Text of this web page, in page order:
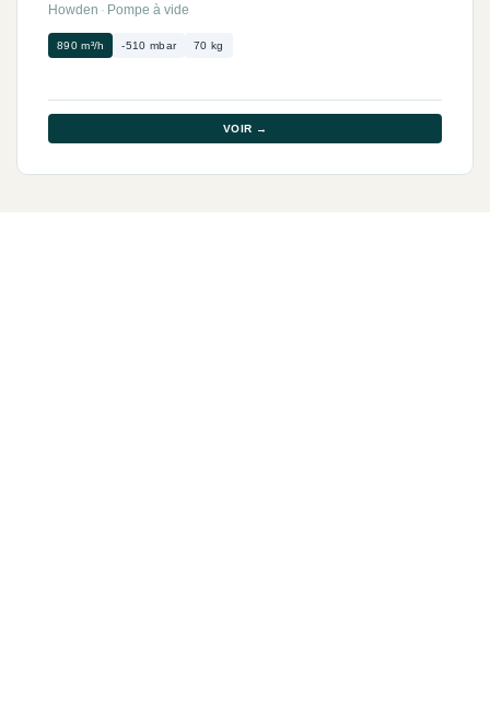
Howden · Pompe à vide
890 m³/h -510 mbar 70 kg
VOIR →